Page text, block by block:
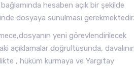
hesaben açık bir şekilde
dosyaya sunulması gerekmektedir.
yeni görevlendirilecek
açıklamalar doğrultusunda,
, hüküm kurmaya ve Yargıtay